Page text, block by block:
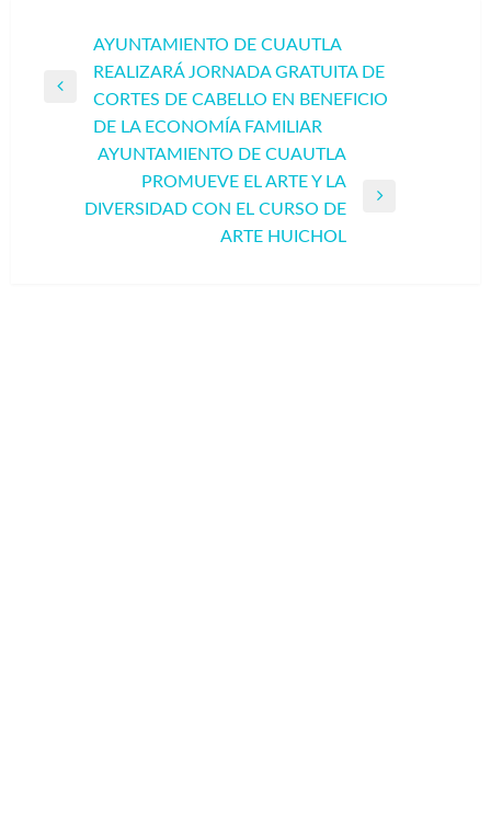
Navegación
de
entradas
Entrada
anterior
AYUNTAMIENTO DE CUAUTLA
REALIZARÁ JORNADA GRATUITA DE
CORTES DE CABELLO EN BENEFICIO
DE LA ECONOMÍA FAMILIAR
Entrada
AYUNTAMIENTO DE CUAUTLA
PROMUEVE EL ARTE Y LA
DIVERSIDAD CON EL CURSO DE
ARTE HUICHOL